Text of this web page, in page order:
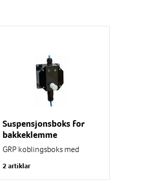
Suspensjonsboks for
bakkeklemme
GRP koblingsboks med
bakkeklemme i ro.
2 artiklar